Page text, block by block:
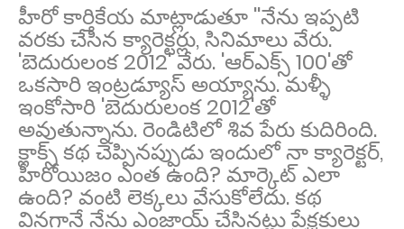
హీరో కార్తికేయ మాట్లాడుతూ ''నేను ఇప్పటి
వరకు చేసిన క్యారెక్టర్లు, సినిమాలు వేరు.
'బెదురులంక 2012' వేరు. 'ఆర్ఎక్స్ 100'తో
ఒకసారి ఇంట్రడ్యూస్ అయ్యాను. మళ్ళీ
ఇంకోసారి 'బెదురులంక 2012'తో
అవుతున్నాను. రెండిటిలో శివ పేరు కుదిరింది.
క్లాక్స్ కథ చెప్పినప్పుడు ఇందులో నా క్యారెక్టర్,
హీరోయిజం ఎంత ఉంది? మార్కెట్ ఎలా
ఉంది? వంటి లెక్కలు వేసుకోలేదు. కథ
వినగానే నేను ఎంజాయ్ చేసినట్లు ప్రేక్షకులు